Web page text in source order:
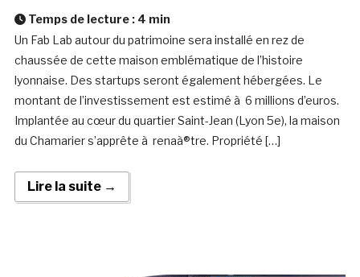
Temps de lecture : 4 min
Un Fab Lab autour du patrimoine sera installé en rez de
chaussée de cette maison emblématique de l’histoire
lyonnaise. Des startups seront également hébergées. Le
montant de l’investissement est estimé à 6 millions d’euros.
Implantée au cœur du quartier Saint-Jean (Lyon 5e), la maison
du Chamarier s’apprête à renaà®tre. Propriété […]
Lire la suite →